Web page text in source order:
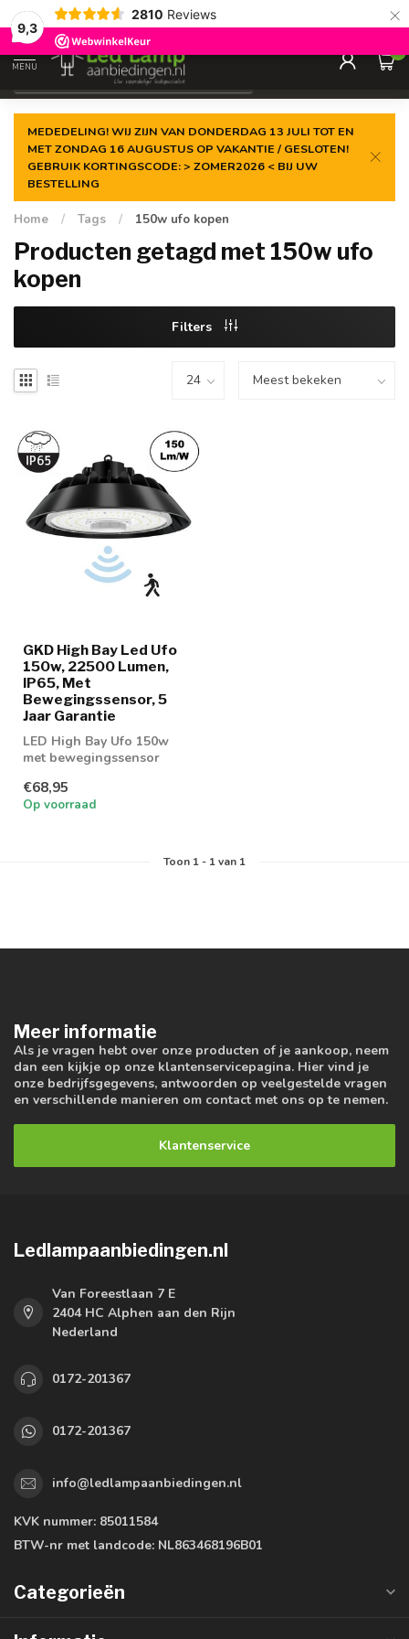
9,3
2810 Reviews ×
Gegarandeerde delaagste prijs
MENU
0
MEDEDELING! WIJ ZIJN VAN DONDERDAG 13 JULI TOT EN
MET ZONDAG 16 AUGUSTUS OP VAKANTIE / GESLOTEN!
GEBRUIK KORTINGSCODE: > ZOMER2026 < BIJ UW
BESTELLING
Home / Tags / 150w ufo kopen
Producten getagd met 150w ufo
kopen
Filters
GKD High Bay Led Ufo
150w, 22500 Lumen,
IP65, Met
Bewegingssensor, 5
Jaar Garantie
LED High Bay Ufo 150w
met bewegingssensor
€68,95
Op voorraad
Toon 1- 1van 1
Meer informatie
Als je vragen hebt over onze producten of je aankoop, neem
dan een kijkje op onze klantenservicepagina. Hier vind je
onze bedrijfsgegevens, antwoorden op veelgestelde vragen
en verschillende manieren om contact met ons op te nemen.
Klantenservice
Ledlampaanbiedingen.nl
Van Foreestlaan 7 E
2404 HC Alphen aan den Rijn
Nederland
0172-201367
0172-201367
info@ledlampaanbiedingen.nl
KVK nummer: 85011584
BTW-nr met landcode: NL863468196B01
Categorieën